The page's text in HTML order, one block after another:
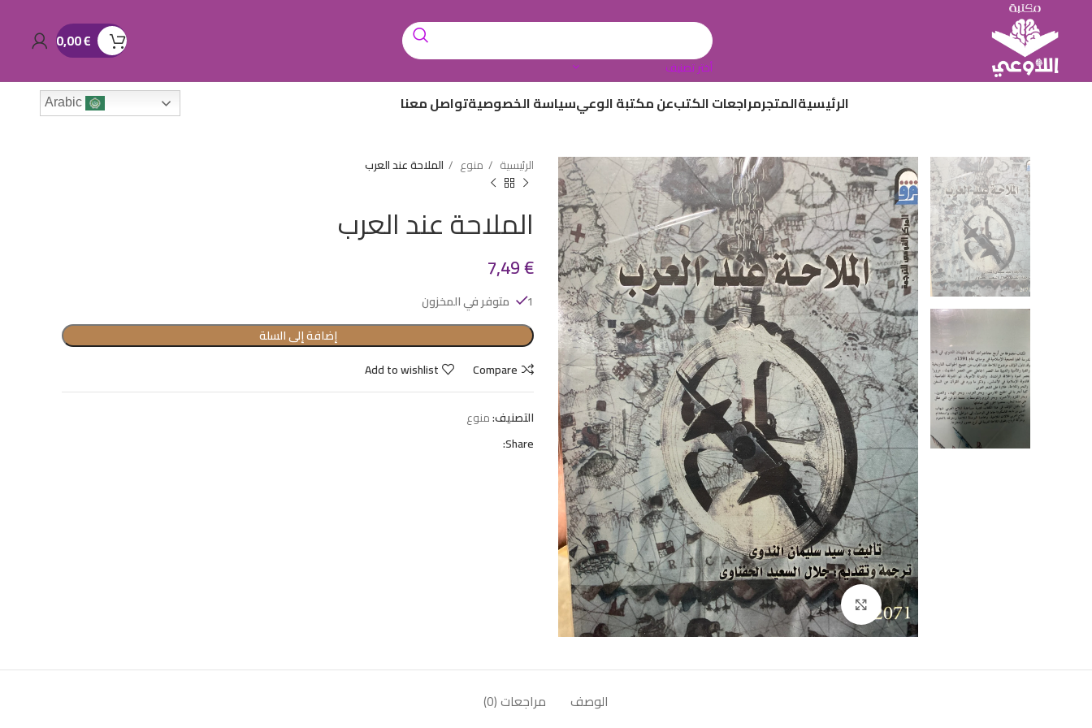
أختر تصنيف
0,00€
الرئيسيةالمتجرمراجعات الكتبعن مكتبة الوعيسياسة الخصوصيةتواصل معنا Arabic
Click to enlarge
الرئيسية منوع الملاحة عند العرب
الملاحة عند العرب
7,49€
1 متوفر في المخزون
إضافة إلى السلة
Compare
Add to wishlist
التصنيف:منوع
Share:
الوصف مراجعات (0)